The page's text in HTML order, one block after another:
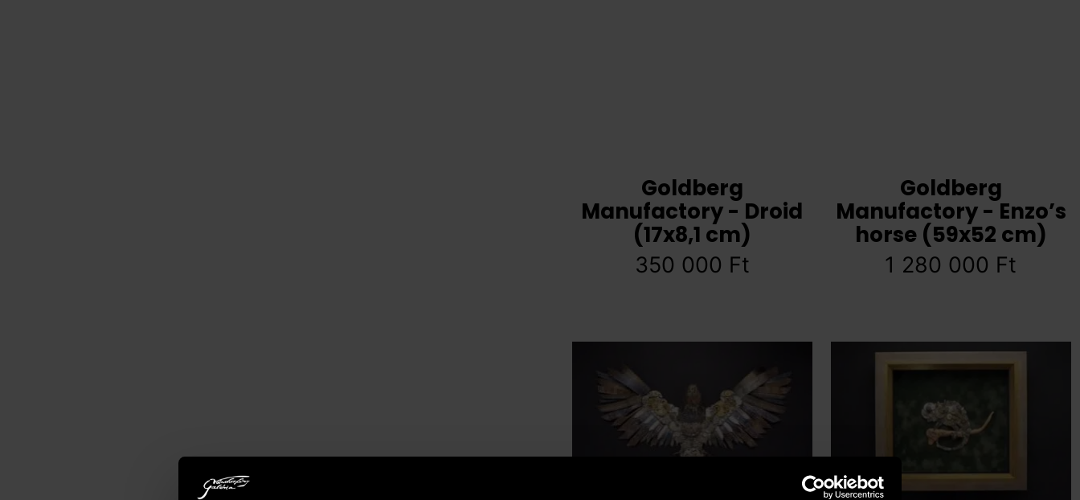
Goldberg
Manufactory - Droid
(17x8,1 cm)
350 000 Ft
Goldberg
Manufactory - Enzo’s
horse (59x52 cm)
1 280 000 Ft